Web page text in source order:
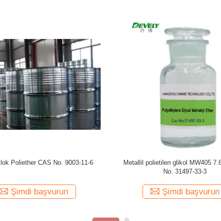
PolyoxyethyleneEther
Şimdi başvurun
C12-14 Yağ Alkolü Polieter CAS No.
0
Şimdi başvurun